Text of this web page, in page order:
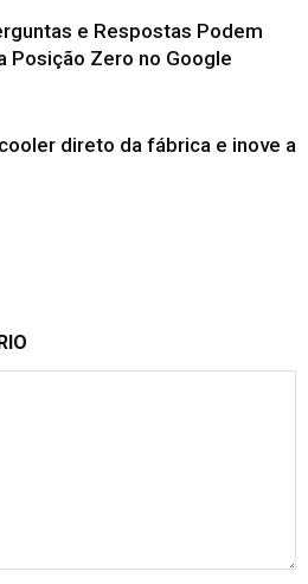
e Respostas Podem
Posição Zero no Google
direto da fábrica e inove a